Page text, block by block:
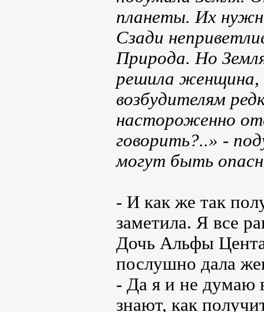
планеты. Их
Сзади
Природа. Но
решила женщина,
возбудителям
настороженно
говорить?..» -
могут быть
- И как же так
заметила. Я все
Дочь Альфы
послушно дала
- Да я и не думаю
знают, как